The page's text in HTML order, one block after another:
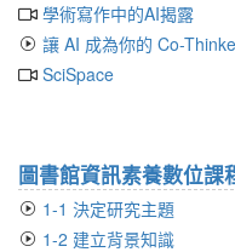
學術寫作中的AI揭露
讓 AI 成為你的 Co-
SciSpace
圖書館資訊素養數位課
1-1 決定研究主題
1-2 建立背景知識